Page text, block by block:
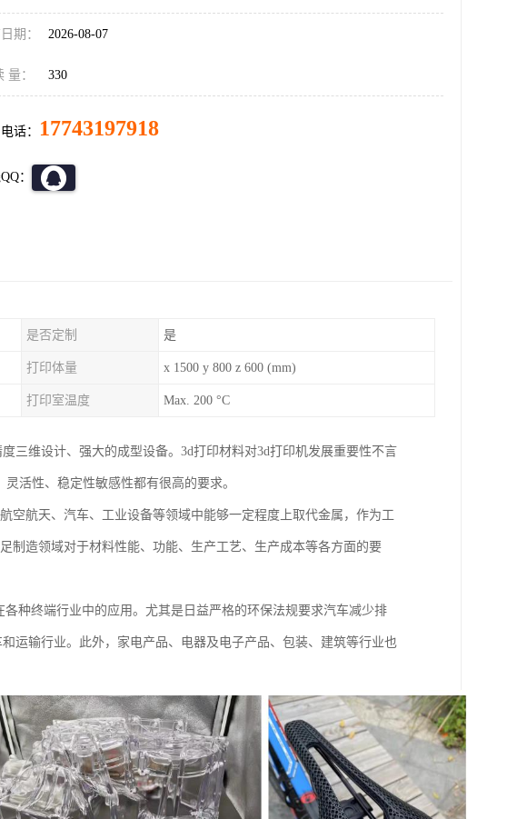
期： 2026-08-07
量： 330
话： 17743197918
：
是否定制 是
打印体量 x 1500 y 800 z 600 (mm)
打印室温度 Max. 200 °C
三维设计、强大的成型设备。3d打印材料对3d打印机发展重要性不言
活性、稳定性敏感性都有很高的要求。
空航天、汽车、工业设备等领域中能够一定程度上取代金属，作为工
制造领域对于材料性能、功能、生产工艺、生产成本等各方面的要
种终端行业中的应用。尤其是日益严格的环保法规要求汽车减少排
运输行业。此外，家电产品、电器及电子产品、包装、建筑等行业也